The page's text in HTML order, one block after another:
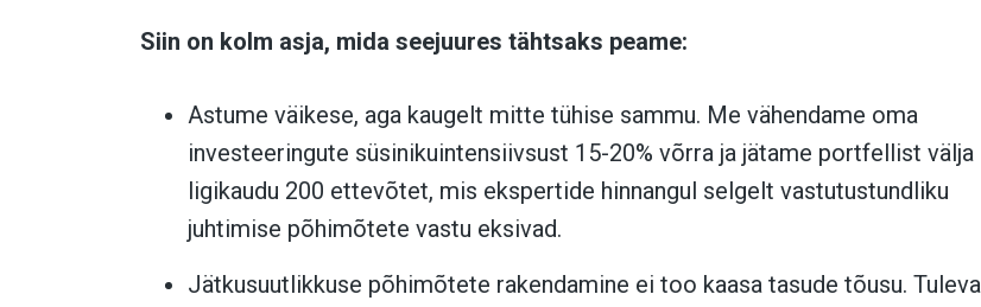
Siin on kolm asja, mida seejuures tähtsaks peame:
Astume väikese, aga kaugelt mitte tühise sammu. Me vähendame oma
investeeringute süsinikuintensiivsust 15-20% võrra ja jätame portfellist välja
ligikaudu 200 ettevõtet, mis ekspertide hinnangul selgelt vastutustundliku
juhtimise põhimõtete vastu eksivad.
Jätkusuutlikkuse põhimõtete rakendamine ei too kaasa tasude tõusu. Tuleva